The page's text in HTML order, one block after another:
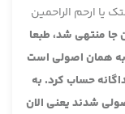
یا ارحم الراحمین
جا منتهی شد، طبعا
به همان اصولی است
حساب کرد. به
شدند یعنی الان